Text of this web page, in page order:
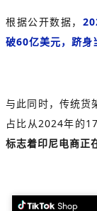
根据公开数据，
破60亿美元，跻身
与此同时，传统
占比从2024年的
标志着印尼电商正